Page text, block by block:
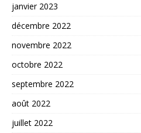
janvier 2023
décembre 2022
novembre 2022
octobre 2022
septembre 2022
août 2022
juillet 2022